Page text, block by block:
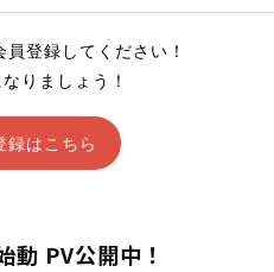
登録してください！
りましょう！
録はこちら
動 PV公開中！